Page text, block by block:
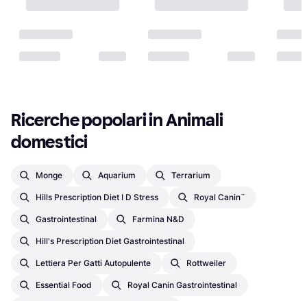
Ricerche popolari in Animali
domestici
Monge Aquarium Terrarium
Hills Prescription Diet I D Stress Royal Canin¨
Gastrointestinal Farmina N&d
Hill's Prescription Diet Gastrointestinal
Lettiera Per Gatti Autopulente Rottweiler
Essential Food Royal Canin Gastrointestinal